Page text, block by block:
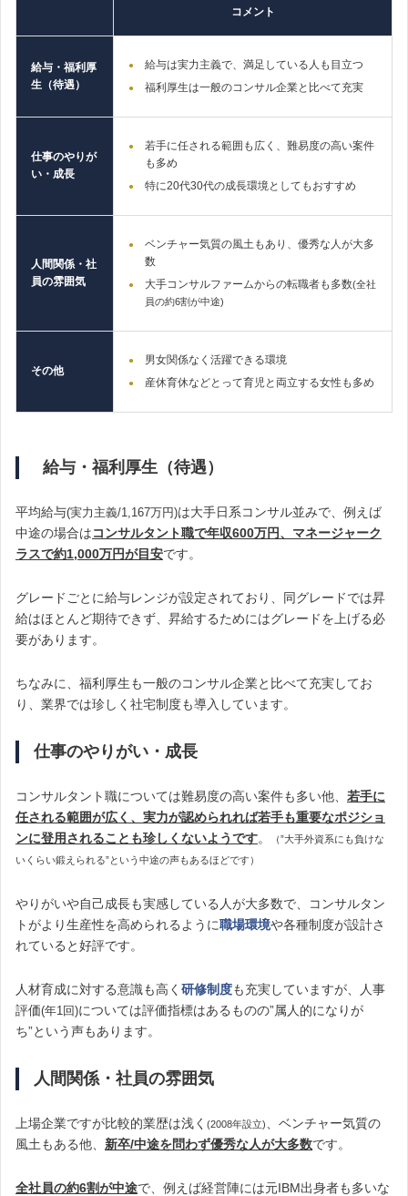
コメント
給与・福利厚
生（待遇）
給与は実力主義で、満足している人も目立つ
福利厚生は一般のコンサル企業と比べて充実
仕事のやりが
い・成長
若手に任される範囲も広く、難易度の高い案件
も多め
特に20代30代の成長環境としてもおすすめ
人間関係・社
員の雰囲気
ベンチャー気質の風土もあり、優秀な人が大多
数
大手コンサルファームからの転職者も多数(全社
員の約6割が中途)
その他
男女関係なく活躍できる環境
産休育休などとって育児と両立する女性も多め
給与・福利厚生（待遇）
平均給与(実力主義/1,167万円)は大手日系コンサル並みで、例えば
中途の場合はコンサルタント職で年収600万円、マネージャーク
ラスで約1,000万円が目安です。
グレードごとに給与レンジが設定されており、同グレードでは昇
給はほとんど期待できず、昇給するためにはグレードを上げる必
要があります。
ちなみに、福利厚生も一般のコンサル企業と比べて充実してお
り、業界では珍しく社宅制度も導入しています。
仕事のやりがい・成長
コンサルタント職については難易度の高い案件も多い他、 若手に
任される範囲が広く、実力が認められれば若手も重要なポジショ
ンに登用されることも珍しくないようです。
（”大手外資系にも負けな
いくらい鍛えられる”という中途の声もあるほどです）
やりがいや自己成長も実感している人が大多数で、コンサルタン
トがより生産性を高められるように職場環境や各種制度が設計さ
れていると好評です。
人材育成に対する意識も高く 研修制度も充実していますが、人事
評価(年1回)については評価指標はあるものの”属人的になりが
ち”という声もあります。
人間関係・社員の雰囲気
上場企業ですが比較的業歴は浅く (2008年設立)
、ベンチャー気質の
風土もある他、 新卒/中途を問わず優秀な人が大多数です。
全社員の約6割が中途で、例えば経営陣には元IBM出身者も多いな